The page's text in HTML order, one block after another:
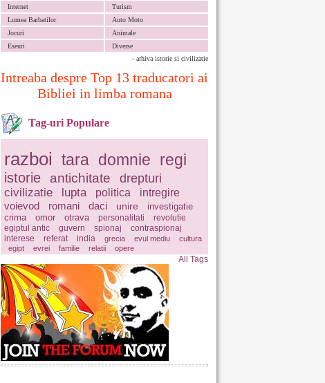
Internet
Turism
Lumea Barbatilor
Auto Moto
Jocuri
Animale
Eseuri
Diverse
- arhiva istorie si civilizatie
Intreaba despre Top 13 traducatori ai
Bibliei in limba romana
Tag-uri Populare
razboi tara domnie regi
istorie antichitate drepturi
civilizatie lupta politica
intregire
voievod
romani daci unire
investigatie
crima
omor otrava personalitati
revolutie
egiptul antic
guvern spionaj
contraspionaj
interese
referat india grecia evul mediu
cultura
egipt
evrei familie relatii opere
All Tags